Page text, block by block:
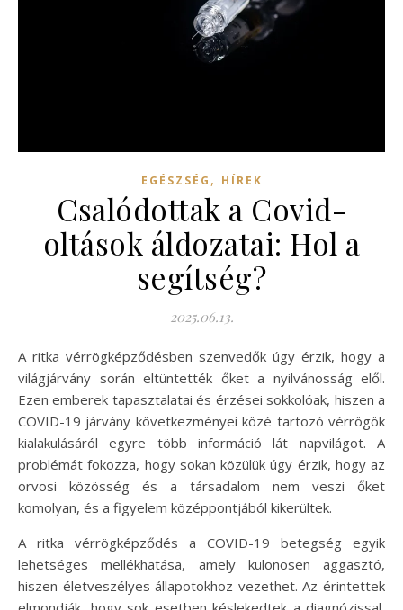
EGÉSZSÉG , HÍREK
Csalódottak a Covid-
oltások áldozatai: Hol a
segítség?
2025.06.13.
A ritka vérrögképződésben szenvedők úgy érzik, hogy a
világjárvány során eltüntették őket a nyilvánosság elől.
Ezen emberek tapasztalatai és érzései sokkolóak, hiszen a
COVID-19 járvány következményei közé tartozó vérrögök
kialakulásáról egyre több információ lát napvilágot. A
problémát fokozza, hogy sokan közülük úgy érzik, hogy az
orvosi közösség és a társadalom nem veszi őket
komolyan, és a figyelem középpontjából kikerültek.
A ritka vérrögképződés a COVID-19 betegség egyik
lehetséges mellékhatása, amely különösen aggasztó,
hiszen életveszélyes állapotokhoz vezethet. Az érintettek